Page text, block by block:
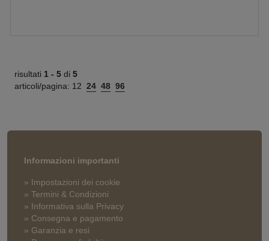
risultati 1 - 5 di 5
articoli/pagina: 12 24 48 96
Informazioni importanti
» Impostazioni dei cookie
» Termini & Condizioni
» Informativa sulla Privacy
» Consegna e pagamento
» Garanzia e resi